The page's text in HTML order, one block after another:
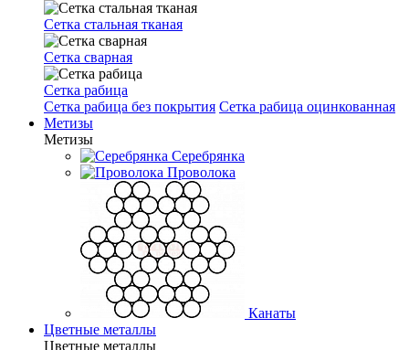
Сетка стальная тканая
Сетка сварная
Сетка рабица
Сетка рабица без покрытия Сетка рабица оцинкованная
Метизы
Метизы
Серебрянка
Проволока
Канаты
Цветные металлы
Цветные металлы